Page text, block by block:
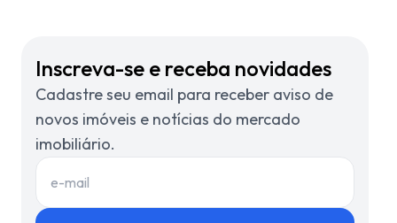
Inscreva-se e receba novidades
Cadastre seu email para receber aviso de
novos imóveis e notícias do mercado
imobiliário.